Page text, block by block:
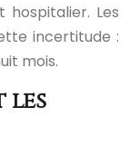
Les
incertitude :
mois.
les